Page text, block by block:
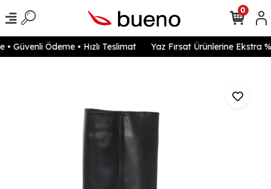
Güvenli Ödeme • Hızlı Teslimat Yaz Fırsat Ürünlerine Ekstra
0